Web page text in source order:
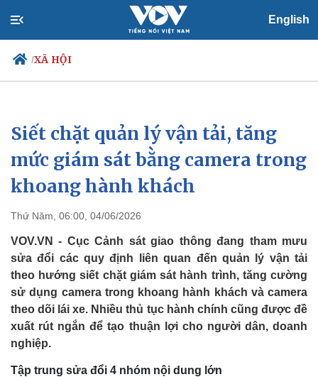
English
/XÃ HỘI
Chính trị
Đảng
Tổ chức nhân sự
Quốc hội
Nhận diện sự thật
Xã hội
Dự báo thời tiết
Giáo dục
Siết chặt quản lý vận tải, tăng
mức giám sát bằng camera trong
khoang hành khách
Thứ Năm, 06:00, 04/06/2026
VOV.VN - Cục Cảnh sát giao thông đang tham mưu
sửa đổi các quy định liên quan đến quản lý vận tải
theo hướng siết chặt giám sát hành trình, tăng cường
sử dụng camera trong khoang hành khách và camera
theo dõi lái xe. Nhiều thủ tục hành chính cũng được đề
xuất rút ngắn để tạo thuận lợi cho người dân, doanh
nghiệp.
Tập trung sửa đổi 4 nhóm nội dung lớn